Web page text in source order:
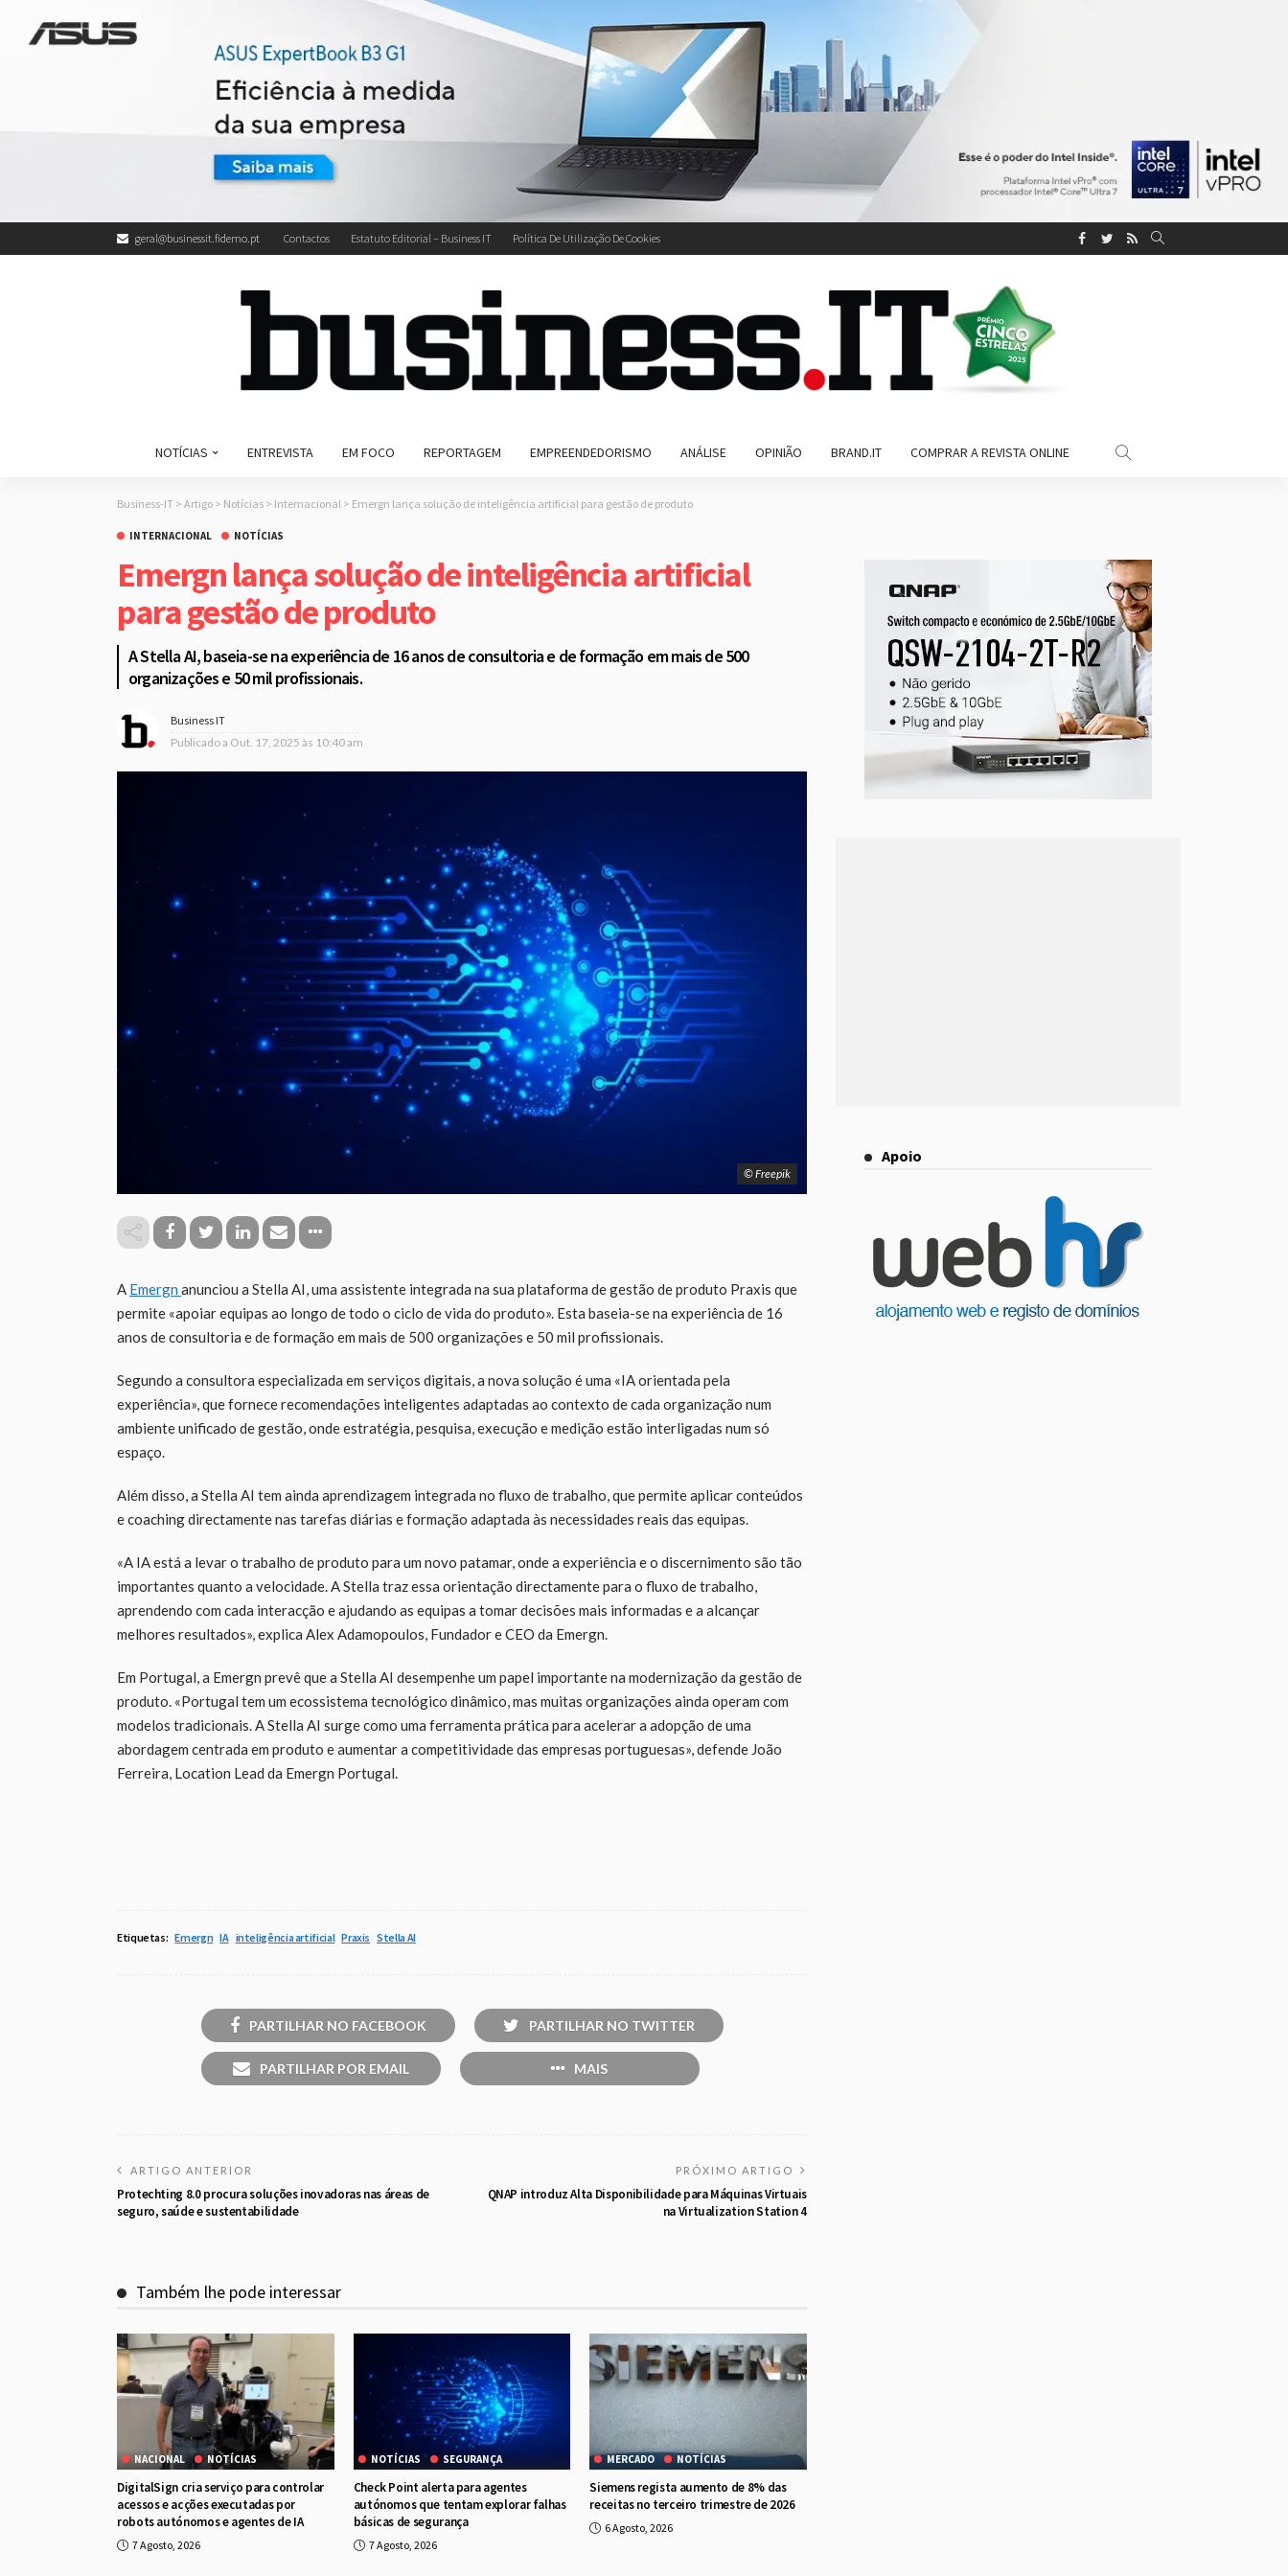
geral@businessit.fidemo.pt Contactos Estatuto Editorial – Business IT Política De Utilização De Cookies
NOTÍCIAS ENTREVISTA EM FOCO REPORTAGEM EMPREENDEDORISMO ANÁLISE OPINIÃO BRAND.IT COMPRAR A REVISTA ONLINE
Business-IT > Artigo > Notícias > Internacional > Emergn lança solução de inteligência artificial para gestão de produto
INTERNACIONAL NOTÍCIAS
Emergn lança solução de inteligência artificial
para gestão de produto
A Stella AI, baseia-se na experiência de 16 anos de consultoria e de formação em mais de 500
organizações e 50 mil profissionais.
Business IT
Publicado a Out. 17, 2025 às 10:40 am
© Freepik
A Emergn anunciou a Stella AI, uma assistente integrada na sua plataforma de gestão de produto Praxis que
permite «apoiar equipas ao longo de todo o ciclo de vida do produto». Esta baseia-se na experiência de 16
anos de consultoria e de formação em mais de 500 organizações e 50 mil profissionais.
Segundo a consultora especializada em serviços digitais, a nova solução é uma «IA orientada pela
experiência», que fornece recomendações inteligentes adaptadas ao contexto de cada organização num
ambiente unificado de gestão, onde estratégia, pesquisa, execução e medição estão interligadas num só
espaço.
Além disso, a Stella AI tem ainda aprendizagem integrada no fluxo de trabalho, que permite aplicar conteúdos
e coaching directamente nas tarefas diárias e formação adaptada às necessidades reais das equipas.
«A IA está a levar o trabalho de produto para um novo patamar, onde a experiência e o discernimento são tão
importantes quanto a velocidade. A Stella traz essa orientação directamente para o fluxo de trabalho,
aprendendo com cada interacção e ajudando as equipas a tomar decisões mais informadas e a alcançar
melhores resultados», explica Alex Adamopoulos, Fundador e CEO da Emergn.
Em Portugal, a Emergn prevê que a Stella AI desempenhe um papel importante na modernização da gestão de
produto. «Portugal tem um ecossistema tecnológico dinâmico, mas muitas organizações ainda operam com
modelos tradicionais. A Stella AI surge como uma ferramenta prática para acelerar a adopção de uma
abordagem centrada em produto e aumentar a competitividade das empresas portuguesas», defende João
Ferreira, Location Lead da Emergn Portugal.
Etiquetas: Emergn IA inteligência artificial Praxis Stella AI
PARTILHAR NO FACEBOOK PARTILHAR NO TWITTER
PARTILHAR POR EMAIL MAIS
ARTIGO ANTERIOR
Protechting 8.0 procura soluções inovadoras nas áreas de
seguro, saúde e sustentabilidade
PRÓXIMO ARTIGO
QNAP introduz Alta Disponibilidade para Máquinas Virtuais
na Virtualization Station 4
Também lhe pode interessar
NACIONAL NOTÍCIAS
DigitalSign cria serviço para controlar
acessos e acções executadas por
robots autónomos e agentes de IA
7 Agosto, 2026
NOTÍCIAS SEGURANÇA
Check Point alerta para agentes
autónomos que tentam explorar falhas
básicas de segurança
7 Agosto, 2026
MERCADO NOTÍCIAS
Siemens regista aumento de 8% das
receitas no terceiro trimestre de 2026
6 Agosto, 2026
Apoio